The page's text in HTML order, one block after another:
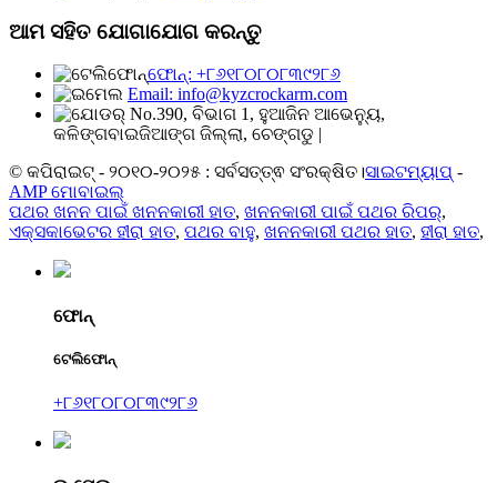
ଆମ ସହିତ ଯୋଗାଯୋଗ କରନ୍ତୁ
ଫୋନ୍: +୮୬୧୮୦୮୦୮୩୯୨୮୬
Email: info@kyzcrockarm.com
No.390, ବିଭାଗ 1, ହୁଆଜିନ ଆଭେନ୍ୟୁ,
କଳିଙ୍ଗବାଇଜିଆଙ୍ଗ ଜିଲ୍ଲା, ଚେଙ୍ଗଡୁ |
© କପିରାଇଟ୍ - ୨୦୧୦-୨୦୨୫ : ସର୍ବସତ୍ତ୍ଵ ସଂରକ୍ଷିତ।ସାଇଟମ୍ୟାପ୍ -
AMP ମୋବାଇଲ୍
ପଥର ଖନନ ପାଇଁ ଖନନକାରୀ ହାତ, ଖନନକାରୀ ପାଇଁ ପଥର ରିପର୍,
ଏକ୍ସକାଭେଟର ହୀରା ହାତ, ପଥର ବାହୁ, ଖନନକାରୀ ପଥର ହାତ, ହୀରା ହାତ,
ଫୋନ୍
ଟେଲିଫୋନ୍
+୮୬୧୮୦୮୦୮୩୯୨୮୬